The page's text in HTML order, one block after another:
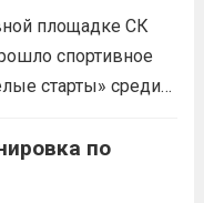
площадке СК
спортивное
старты» среди
по